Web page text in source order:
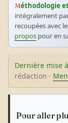
Méthodologie
intégralement
recoupées avec
propos pour en
Dernière mise
rédaction ·
Pour aller